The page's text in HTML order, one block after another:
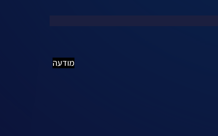
מודעה